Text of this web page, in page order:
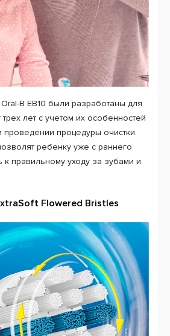
у ребенка прорезываются первые
фиссур (это такие
бороздки на коронке зуба)
остается невычищенная еда.
есть чем полакомиться. А
достаточно нежная то это очень
кариеса. Именно поэтому
выступающие щетинки, чтобы
с остатками застрявшей пищи и